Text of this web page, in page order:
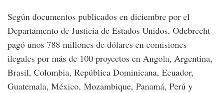
Según documentos publicados en diciembre por el
Departamento de Justicia de Estados Unidos, Odebrecht
pagó unos 788 millones de dólares en comisiones
ilegales por más de 100 proyectos en Angola, Argentina,
Brasil, Colombia, República Dominicana, Ecuador,
Guatemala, México, Mozambique, Panamá, Perú y